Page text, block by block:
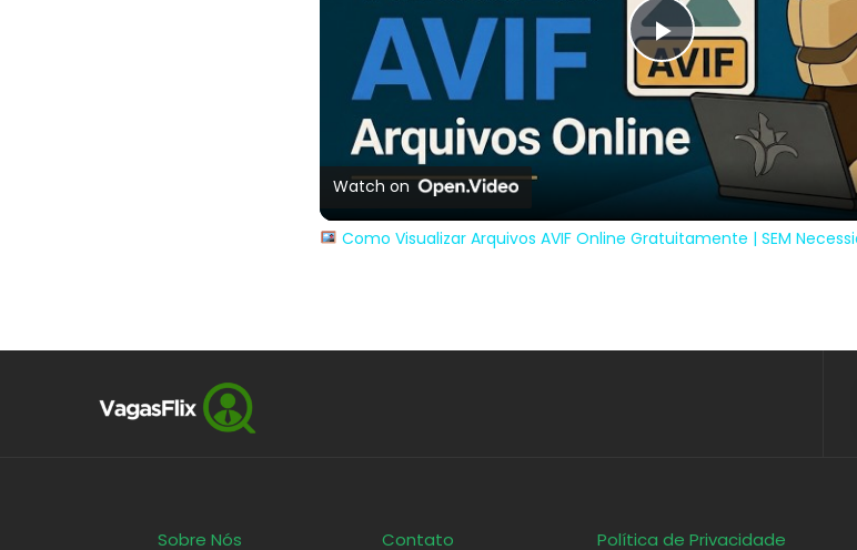
Play
Video
Watch on
Como Visualizar Arquivos AVIF Online Gratuitamente | SEM
Sobre Nós Contato Política de Privacidade